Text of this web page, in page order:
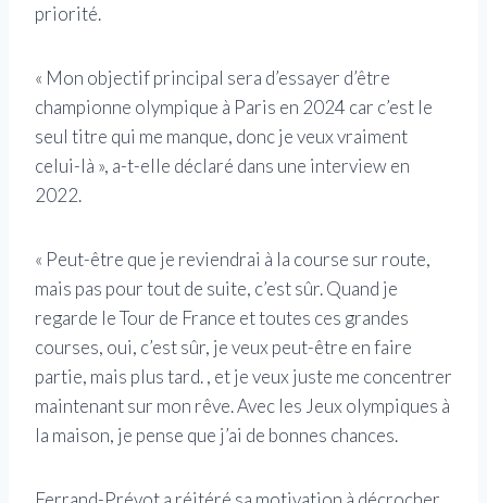
priorité.
« Mon objectif principal sera d’essayer d’être
championne olympique à Paris en 2024 car c’est le
seul titre qui me manque, donc je veux vraiment
celui-là », a-t-elle déclaré dans une interview en
2022.
« Peut-être que je reviendrai à la course sur route,
mais pas pour tout de suite, c’est sûr. Quand je
regarde le Tour de France et toutes ces grandes
courses, oui, c’est sûr, je veux peut-être en faire
partie, mais plus tard. , et je veux juste me concentrer
maintenant sur mon rêve. Avec les Jeux olympiques à
la maison, je pense que j’ai de bonnes chances.